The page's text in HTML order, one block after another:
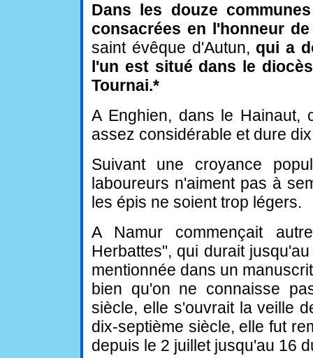
Dans les douze
consacrées en l'honneur
saint évêque d'Autun, qui a
l'un est situé dans le
Tournai.*
A Enghien, dans le Hainaut,
assez considérable et dure
Suivant une croyance
laboureurs n'aiment pas à
les épis ne soient trop légers.
A Namur commençait
Herbattes", qui durait
mentionnée dans un
bien qu'on ne connaisse
siècle, elle s'ouvrait la veille
dix-septième siècle, elle fut
depuis le 2 juillet jusqu'au 16